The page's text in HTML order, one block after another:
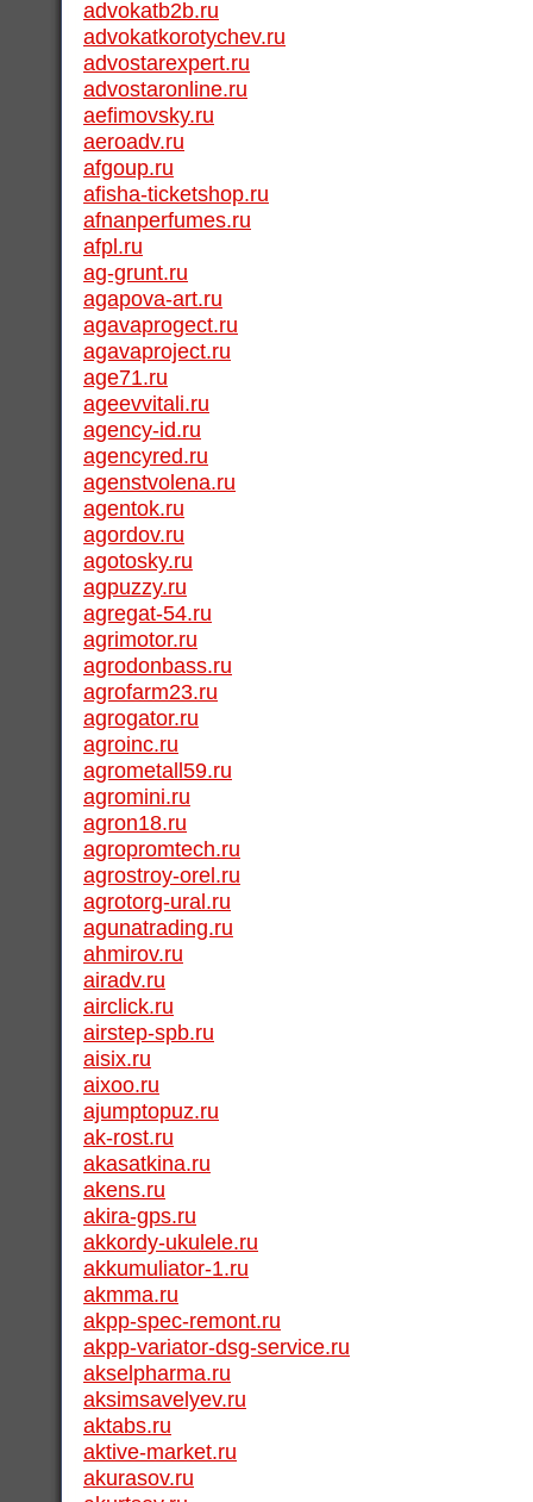
advokatb2b.ru
advokatkorotychev.ru
advostarexpert.ru
advostaronline.ru
aefimovsky.ru
aeroadv.ru
afgoup.ru
afisha-ticketshop.ru
afnanperfumes.ru
afpl.ru
ag-grunt.ru
agapova-art.ru
agavaprogect.ru
agavaproject.ru
age71.ru
ageevvitali.ru
agency-id.ru
agencyred.ru
agenstvolena.ru
agentok.ru
agordov.ru
agotosky.ru
agpuzzy.ru
agregat-54.ru
agrimotor.ru
agrodonbass.ru
agrofarm23.ru
agrogator.ru
agroinc.ru
agrometall59.ru
agromini.ru
agron18.ru
agropromtech.ru
agrostroy-orel.ru
agrotorg-ural.ru
agunatrading.ru
ahmirov.ru
airadv.ru
airclick.ru
airstep-spb.ru
aisix.ru
aixoo.ru
ajumptopuz.ru
ak-rost.ru
akasatkina.ru
akens.ru
akira-gps.ru
akkordy-ukulele.ru
akkumuliator-1.ru
akmma.ru
akpp-spec-remont.ru
akpp-variator-dsg-service.ru
akselpharma.ru
aksimsavelyev.ru
aktabs.ru
aktive-market.ru
akurasov.ru